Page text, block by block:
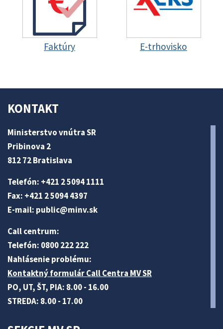
Faktúry E-trhovisko
KONTAKT
Ministerstvo vnútra SR
Pribinova 2
812 72 Bratislava
Telefón: +421 2 5094 1111
Fax: +421 2 5094 4397
E-mail: public@minv.sk
Call centrum:
Telefón: 0800 222 222
Nahlásenie problému:
Kontaktný formulár Call Centra MV SR
PO, UT, ŠT, PIA: 8.00 - 16.00
STREDA: 8.00 - 17.00